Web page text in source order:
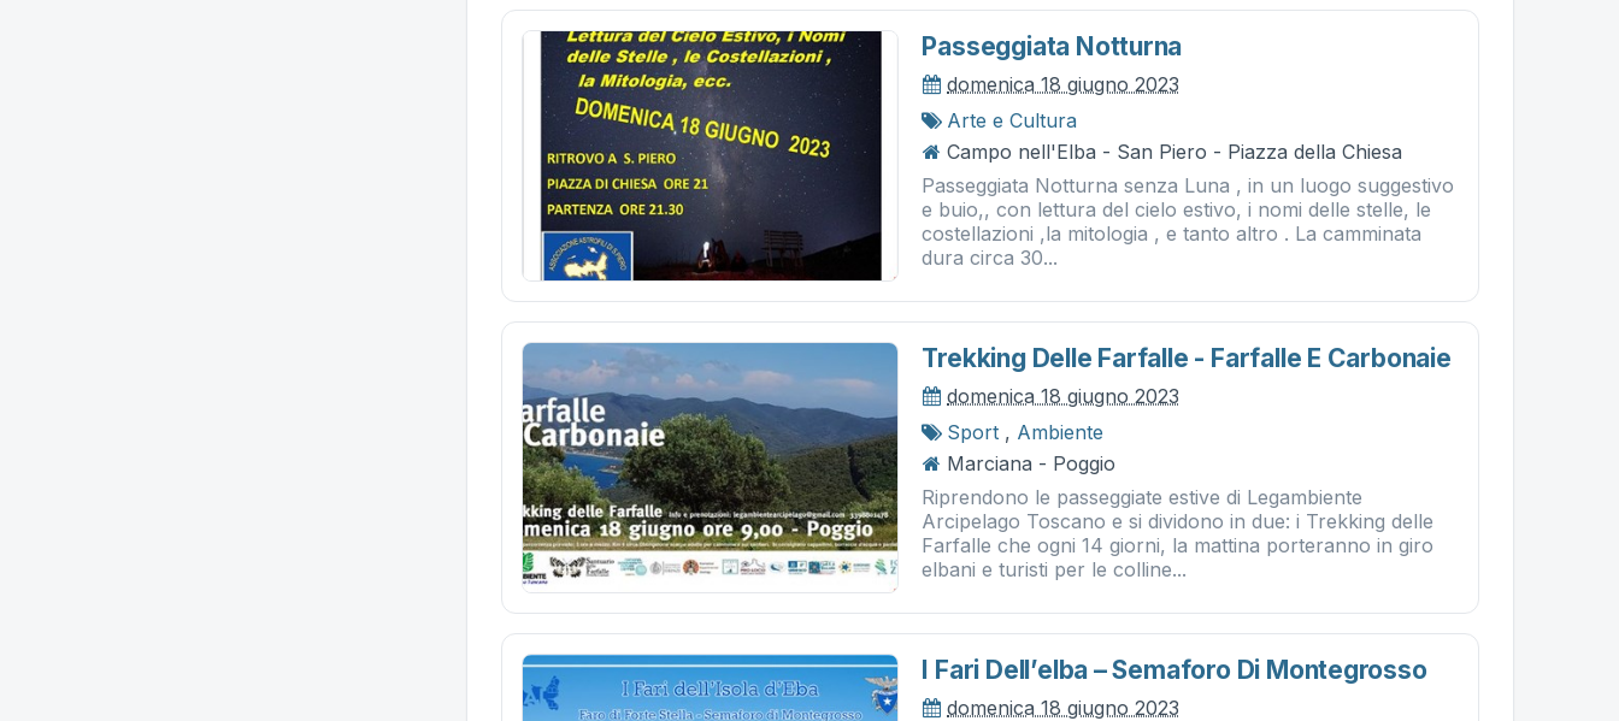
Passeggiata Notturna
domenica 18 giugno 2023
Arte e Cultura
Campo nell'Elba - San Piero - Piazza della Chiesa
Passeggiata Notturna senza Luna , in un luogo suggestivo
e buio,, con lettura del cielo estivo, i nomi delle stelle, le
costellazioni ,la mitologia , e tanto altro . La camminata
dura circa 30...
Trekking Delle Farfalle - Farfalle E Carbonaie
domenica 18 giugno 2023
Sport , Ambiente
Marciana - Poggio
Riprendono le passeggiate estive di Legambiente
Arcipelago Toscano e si dividono in due: i Trekking delle
Farfalle che ogni 14 giorni, la mattina porteranno in giro
elbani e turisti per le colline...
I Fari Dell’elba – Semaforo Di Montegrosso
domenica 18 giugno 2023